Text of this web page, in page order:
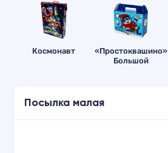
Космонавт
«Простоквашино»
Большой
Посылка малая